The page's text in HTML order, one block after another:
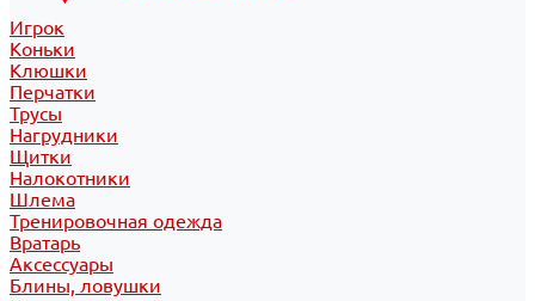
Игрок
Коньки
Клюшки
Перчатки
Трусы
Нагрудники
Щитки
Налокотники
Шлема
Тренировочная одежда
Вратарь
Аксессуары
Блины, ловушки